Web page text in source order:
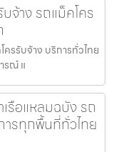
บจ้าง รถแม็คโคร
ครรับจ้าง บริการทั่วไทย
รณ์ แ
รือแหลมฉบัง รถ
ารทุกพื้นที่ทั่วไทย